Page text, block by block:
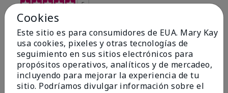
5
My favorite
EnviadoHace 5 meses
por AmandaG
de Odessa, Texas
Evaluado en
marykay.com/en-us/
Cookies
Este sitio es para consumidores de EUA. Mary Kay
usa cookies, pixeles y otras tecnologías de
seguimiento en sus sitios electrónicos para
propósitos operativos, analíticos y de mercadeo,
incluyendo para mejorar la experiencia de tu
sitio. Podríamos divulgar información sobre el